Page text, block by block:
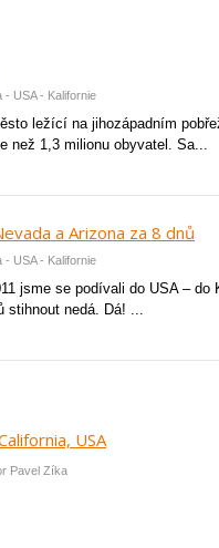
- USA - Kalifornie
ležící na jihozápadním
než 1,3 milionu obyvatel. Sa...
a Arizona za 8 dnů
- USA - Kalifornie
jsme se podívali do USA –
stihnout nedá. Dá! ...
USA
Pavel Zíka